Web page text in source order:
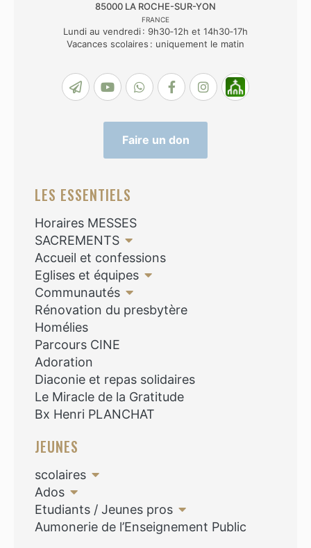
85000 LA ROCHE-SUR-YON
FRANCE
Lundi au vendredi : 9h30‑12h et 14h30‑17h
Vacances scolaires : uniquement le matin
Faire un don
LES ESSENTIELS
Horaires MESSES
SACREMENTS
Accueil et confessions
Eglises et équipes
Communautés
Rénovation du presbytère
Homélies
Parcours CINE
Adoration
Diaconie et repas solidaires
Le Miracle de la Gratitude
Bx Henri PLANCHAT
JEUNES
scolaires
Ados
Etudiants / Jeunes pros
Aumonerie de l’Enseignement Public